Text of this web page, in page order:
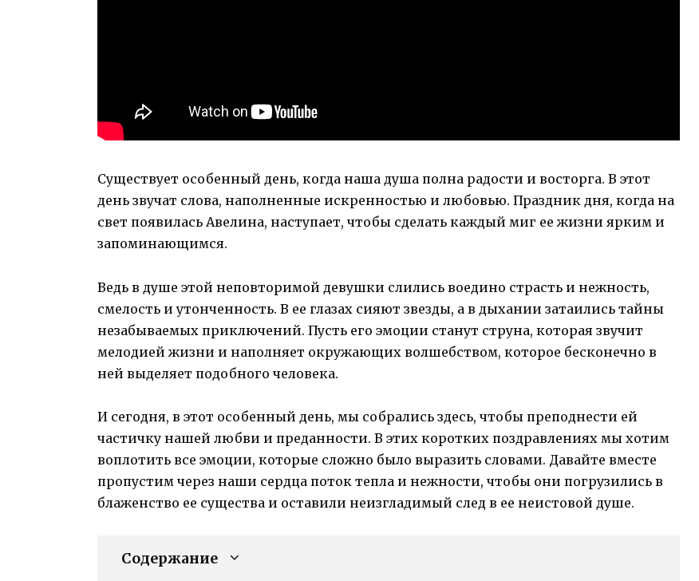
Существует особенный день, когда наша душа полна радости и восторга. В этот
день звучат слова, наполненные искренностью и любовью. Праздник дня, когда на
свет появилась Авелина, наступает, чтобы сделать каждый миг ее жизни ярким и
запоминающимся.
Ведь в душе этой неповторимой девушки слились воедино страсть и нежность,
смелость и утонченность. В ее глазах сияют звезды, а в дыхании затаились тайны
незабываемых приключений. Пусть его эмоции станут струна, которая звучит
мелодией жизни и наполняет окружающих волшебством, которое бесконечно в
ней выделяет подобного человека.
И сегодня, в этот особенный день, мы собрались здесь, чтобы преподнести ей
частичку нашей любви и преданности. В этих коротких поздравлениях мы хотим
воплотить все эмоции, которые сложно было выразить словами. Давайте вместе
пропустим через наши сердца поток тепла и нежности, чтобы они погрузились в
блаженство ее существа и оставили неизгладимый след в ее неистовой душе.
Содержание